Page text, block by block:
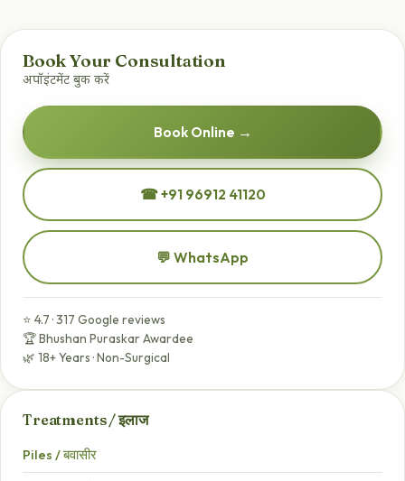
Book Your Consultation
अपॉइंटमेंट बुक करें
Book Online →
☎ +91 96912 41120
💬 WhatsApp
⭐ 4.7 · 317 Google reviews
🏆 Bhushan Puraskar Awardee
🌿 18+ Years · Non-Surgical
Treatments / इलाज
Piles / बवासीर